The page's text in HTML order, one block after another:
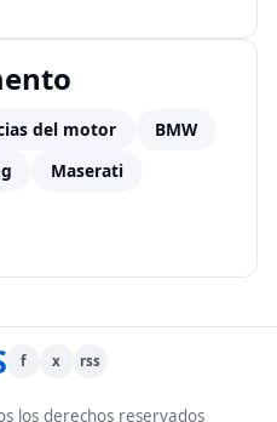
del motor
BMW
Maserati
f x rss
los derechos reservados